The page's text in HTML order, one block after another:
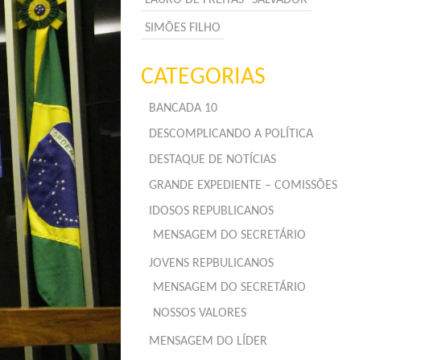
SIMÕES FILHO
CATEGORIAS
BANCADA 10
DESCOMPLICANDO A POLÍTICA
DESTAQUE DE NOTÍCIAS
GRANDE EXPEDIENTE – COMISSÕES
IDOSOS REPUBLICANOS
MENSAGEM DO SECRETÁRIO
JOVENS REPBULICANOS
MENSAGEM DO SECRETÁRIO
NOSSOS VALORES
MENSAGEM DO LÍDER